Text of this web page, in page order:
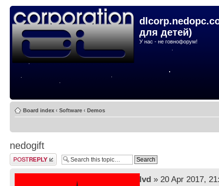
для детей)
У нас - не говнофорум!
Board index ‹ Software ‹ Demos
nedogift
Post a reply
lvd» 20 Apr 2017,